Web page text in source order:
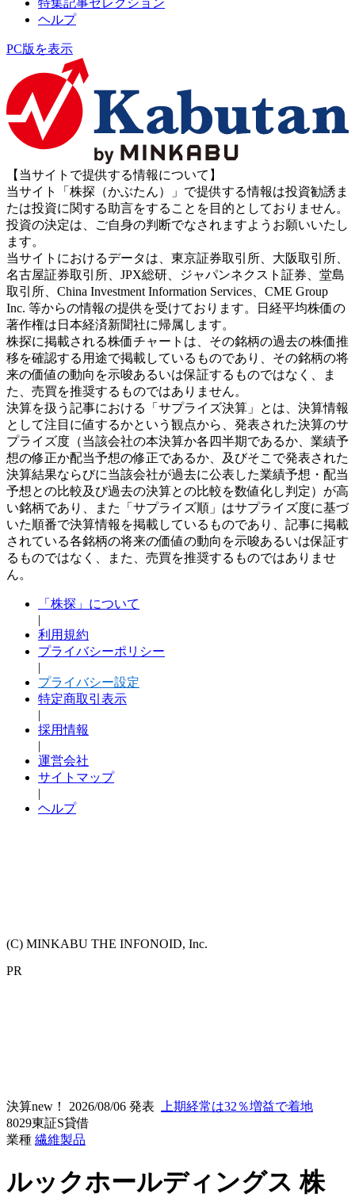
特集記事セレクション
ヘルプ
PC版を表示
【当サイトで提供する情報について】
当サイト「株探（かぶたん）」で提供する情報は投資勧誘ま
たは投資に関する助言をすることを目的としておりません。
投資の決定は、ご自身の判断でなされますようお願いいたし
ます。
当サイトにおけるデータは、東京証券取引所、大阪取引所、
名古屋証券取引所、JPX総研、ジャパンネクスト証券、堂島
取引所、China Investment Information Services、CME Group
Inc. 等からの情報の提供を受けております。日経平均株価の
著作権は日本経済新聞社に帰属します。
株探に掲載される株価チャートは、その銘柄の過去の株価推
移を確認する用途で掲載しているものであり、その銘柄の将
来の価値の動向を示唆あるいは保証するものではなく、ま
た、売買を推奨するものではありません。
決算を扱う記事における「サプライズ決算」とは、決算情報
として注目に値するかという観点から、発表された決算のサ
プライズ度（当該会社の本決算か各四半期であるか、業績予
想の修正か配当予想の修正であるか、及びそこで発表された
決算結果ならびに当該会社が過去に公表した業績予想・配当
予想との比較及び過去の決算との比較を数値化し判定）が高
い銘柄であり、また「サプライズ順」はサプライズ度に基づ
いた順番で決算情報を掲載しているものであり、記事に掲載
されている各銘柄の将来の価値の動向を示唆あるいは保証す
るものではなく、また、売買を推奨するものではありませ
ん。
「株探」について
|
利用規約
プライバシーポリシー
|
プライバシー設定
特定商取引表示
|
採用情報
|
運営会社
サイトマップ
|
ヘルプ
(C) MINKABU THE INFONOID, Inc.
PR
決算new！ 2026/08/06 発表
上期経常は32％増益で着地
8029東証S貸借
業種 繊維製品
ルックホールディングス株